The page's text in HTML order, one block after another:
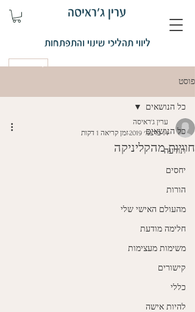
ערין ג'ראיסה
ליווי תהליכי שינוי והתפתחות
פוסט
כל הנושאים
תודעה
יחסים
הורות
מהעולם האישי שלי
חלימה מודעת
משימות מעצימות
קישורים
כללי
להיות אישה
כל הנושאים
חוויות מהקליניקה
ערין ג'ראיסה
14 בדצמ׳ 2019
זמן קריאה 1 דקות